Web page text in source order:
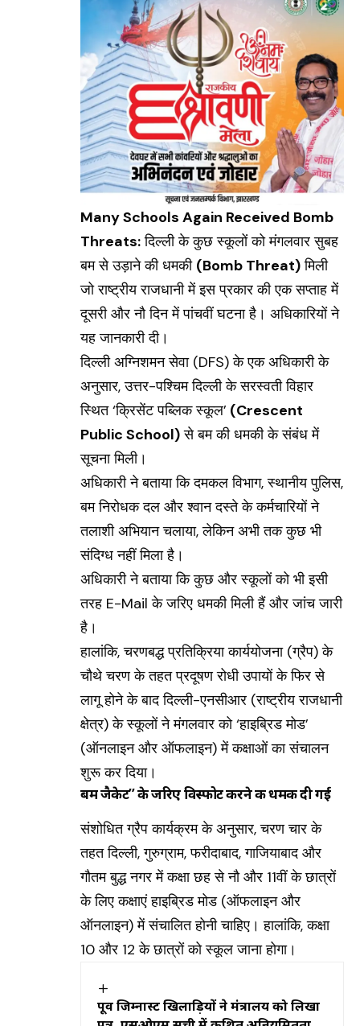
Many Schools Again Received Bomb
Threats:दिल्ली के कुछ स्कूलों को मंगलवार सुबह
बम से उड़ाने की धमकी (Bomb Threat)मिली
जो राष्ट्रीय राजधानी में इस प्रकार की एक सप्ताह में
दूसरी और नौ दिन में पांचवीं घटना है। अधिकारियों ने
यह जानकारी दी।
दिल्ली अग्निशमन सेवा (DFS) के एक अधिकारी के
अनुसार, उत्तर-पश्चिम दिल्ली के सरस्वती विहार
स्थित ‘क्रिसेंट पब्लिक स्कूल’ (Crescent
Public School) से बम की धमकी के संबंध में
सूचना मिली।
अधिकारी ने बताया कि दमकल विभाग, स्थानीय पुलिस,
बम निरोधक दल और श्वान दस्ते के कर्मचारियों ने
तलाशी अभियान चलाया, लेकिन अभी तक कुछ भी
संदिग्ध नहीं मिला है।
अधिकारी ने बताया कि कुछ और स्कूलों को भी इसी
तरह E-Mail के जरिए धमकी मिली हैं और जांच जारी
है।
हालांकि, चरणबद्ध प्रतिक्रिया कार्ययोजना (ग्रैप) के
चौथे चरण के तहत प्रदूषण रोधी उपायों के फिर से
लागू होने के बाद दिल्ली-एनसीआर (राष्ट्रीय राजधानी
क्षेत्र) के स्कूलों ने मंगलवार को ‘हाइब्रिड मोड’
(ऑनलाइन और ऑफलाइन) में कक्षाओं का संचालन
शुरू कर दिया।
बम जैकेट’’ के जरिए विस्फोट करने की धमकी दी गई
संशोधित ग्रैप कार्यक्रम के अनुसार, चरण चार के
तहत दिल्ली, गुरुग्राम, फरीदाबाद, गाजियाबाद और
गौतम बुद्ध नगर में कक्षा छह से नौ और 11वीं के छात्रों
के लिए कक्षाएं हाइब्रिड मोड (ऑफलाइन और
ऑनलाइन) में संचालित होनी चाहिए। हालांकि, कक्षा
10 और 12 के छात्रों को स्कूल जाना होगा।
पूर्व जिम्नास्ट खिलाड़ियों ने मंत्रालय को लिखा